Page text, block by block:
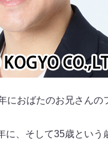
におばたのお兄さん
に、そして35歳とい